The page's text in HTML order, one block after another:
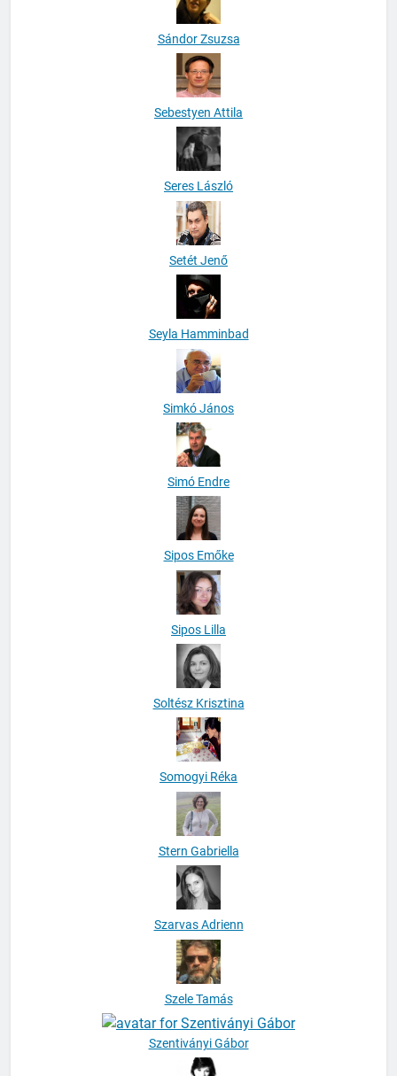
Sándor Zsuzsa
Sebestyen Attila
Seres László
Setét Jenő
Seyla Hamminbad
Simkó János
Simó Endre
Sipos Emőke
Sipos Lilla
Soltész Krisztina
Somogyi Réka
Stern Gabriella
Szarvas Adrienn
Szele Tamás
Szentiványi Gábor